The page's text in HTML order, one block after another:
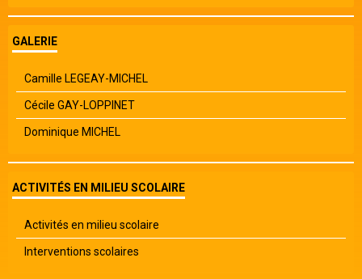
GALERIE
Camille LEGEAY-MICHEL
Cécile GAY-LOPPINET
Dominique MICHEL
ACTIVITÉS EN MILIEU SCOLAIRE
Activités en milieu scolaire
Interventions scolaires